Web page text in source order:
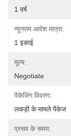
1 वर्ष
न्यूनतम आदेश मात्रा:
1 इकाई
मूल्य:
Negotiate
पैकेजिंग विवरण:
लकड़ी के मामले पैकेज
प्रसव के समय: